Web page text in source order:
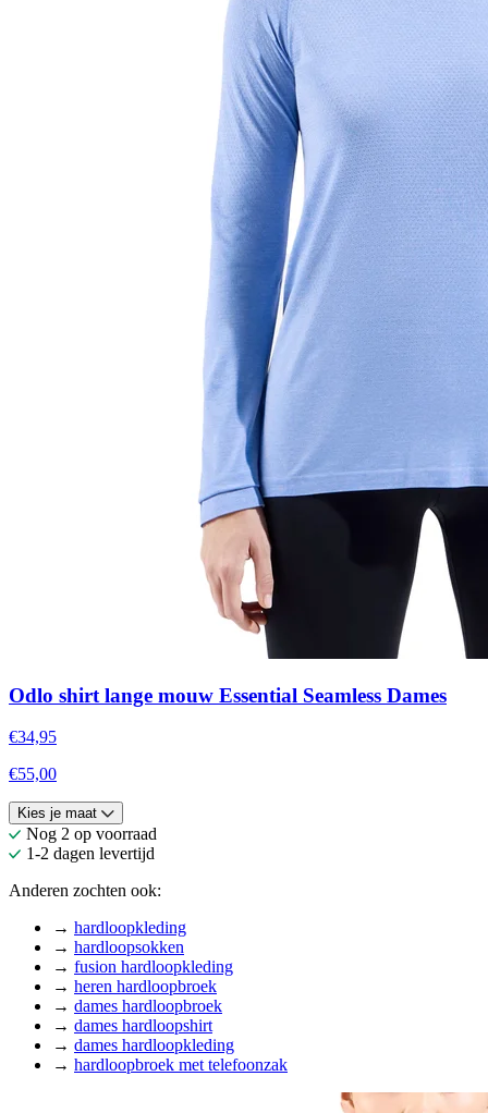
Odlo shirt lange mouw Essential Seamless Dames
€34,95
€55,00
Kies je maat
Nog 2 op voorraad
1-2 dagen levertijd
Anderen zochten ook:
→ hardloopkleding
→ hardloopsokken
→ fusion hardloopkleding
→ heren hardloopbroek
→ dames hardloopbroek
→ dames hardloopshirt
→ dames hardloopkleding
→ hardloopbroek met telefoonzak